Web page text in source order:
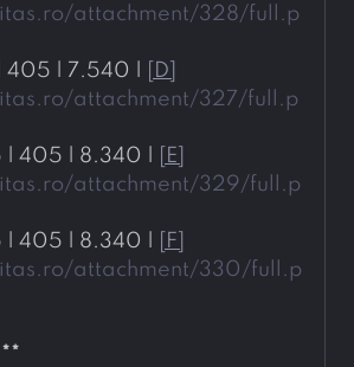
attachment/328/full.p
405 | 7.540 |
D
attachment/327/full.p
| 405 | 8.340 |
E
attachment/329/full.p
| 405 | 8.340 |
F
attachment/330/full.p
**